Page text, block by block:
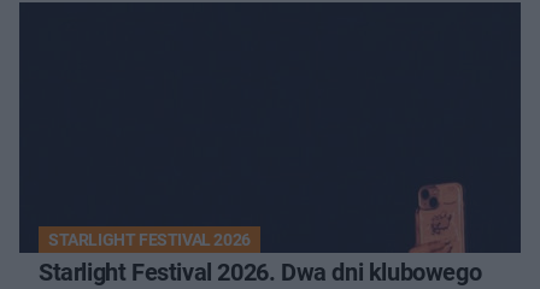
STARLIGHT FESTIVAL 2026
Starlight Festival 2026. Dwa dni klubowego